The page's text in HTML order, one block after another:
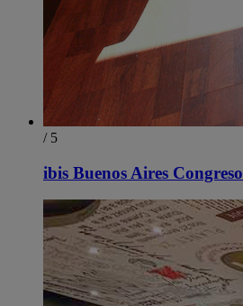
/ 5
ibis Buenos Aires Congreso